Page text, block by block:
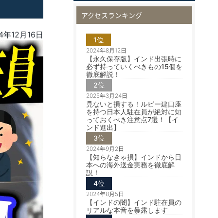
12月16日
アクセスランキング
1位
2024年8月12日
【永久保存版】インド出張時に
必ず持っていくべきもの15個を
徹底解説！
2位
2025年3月24日
見ないと損する！ルピー建口座
を持つ日本人駐在員が絶対に知
っておくべき注意点7選！【イ
ンド進出】
3位
2024年9月2日
【知らなきゃ損】インドから日
本への海外送金実務を徹底解
説！
4位
2024年8月5日
【インドの闇】インド駐在員の
リアルな本音を暴露します